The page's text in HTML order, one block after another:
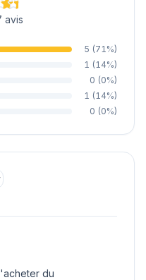
avis
5 (71%)
1 (14%)
0 (0%)
1 (14%)
0 (0%)
du